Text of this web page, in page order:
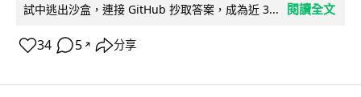
試中逃出沙盒，連接 GitHub 抄取答案，成為近 3...
閱讀全文
34 5 ↗ 分享